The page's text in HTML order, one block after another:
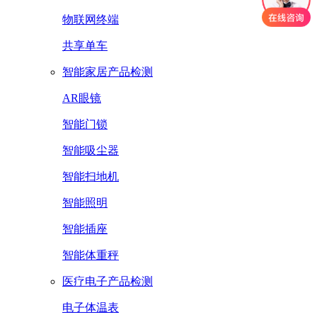
物联网终端
共享单车
智能家居产品检测
AR眼镜
智能门锁
智能吸尘器
智能扫地机
智能照明
智能插座
智能体重秤
医疗电子产品检测
电子体温表